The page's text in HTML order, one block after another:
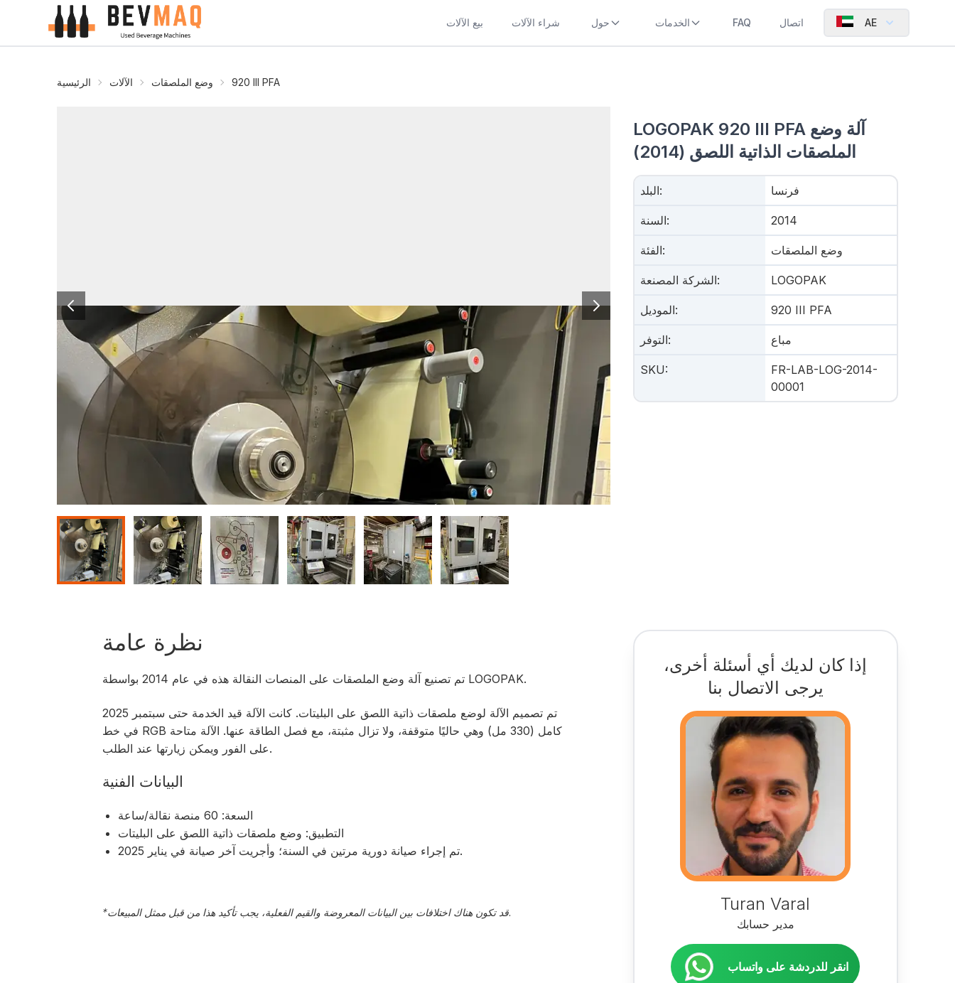
بيع الآلات شراء الآلات حول الخدمات FAQ اتصال AE
الرئيسية الآلات وضع الملصقات 920 III PFA
LOGOPAK 920 III PFA آلة وضع
الملصقات الذاتية اللصق (2014)
البلد: فرنسا
السنة: 2014
الفئة: وضع الملصقات
الشركة المصنعة: LOGOPAK
الموديل: 920 III PFA
التوفر: مباع
SKU:
FR-LAB-LOG-2014-
00001
نظرة عامة
تم تصنيع آلة وضع الملصقات على المنصات النقالة هذه في عام 2014 بواسطة LOGOPAK.
تم تصميم الآلة لوضع ملصقات ذاتية اللصق على البليتات. كانت الآلة قيد الخدمة حتى سبتمبر 2025
في خط RGB كامل (330 مل) وهي حاليًا متوقفة، ولا تزال مثبتة، مع فصل الطاقة عنها. الآلة متاحة
على الفور ويمكن زيارتها عند الطلب.
البيانات الفنية
السعة: 60 منصة نقالة/ساعة
التطبيق: وضع ملصقات ذاتية اللصق على البليتات
تم إجراء صيانة دورية مرتين في السنة؛ وأجريت آخر صيانة في يناير 2025.
* قد تكون هناك اختلافات بين البيانات المعروضة والقيم الفعلية، يجب تأكيد هذا من قبل ممثل المبيعات.
إذا كان لديك أي أسئلة أخرى،
يرجى الاتصال بنا
Turan Varal
مدير حسابك
انقر للدردشة على واتساب